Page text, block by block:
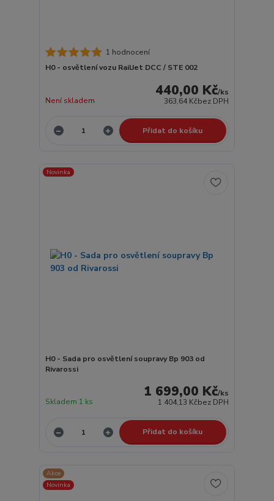
1 hodnocení
H0 - osvětlení vozu RailJet DCC / STE 002
440,00 Kč/ks
363,64 Kčbez DPH
Není skladem
Přidat do košíku
Novinka
H0 - Sada pro osvětlení soupravy Bp 903 od
Rivarossi
1 699,00 Kč/ks
1 404,13 Kčbez DPH
Skladem 1 ks
Přidat do košíku
Akce
Novinka